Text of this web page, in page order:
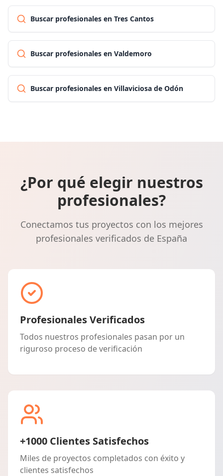
Buscar profesionales en Tres Cantos
Buscar profesionales en Valdemoro
Buscar profesionales en Villaviciosa de Odón
¿Por qué elegir nuestros
profesionales?
Conectamos tus proyectos con los mejores
profesionales verificados de España
Profesionales Verificados
Todos nuestros profesionales pasan por un
riguroso proceso de verificación
+1000 Clientes Satisfechos
Miles de proyectos completados con éxito y
clientes satisfechos